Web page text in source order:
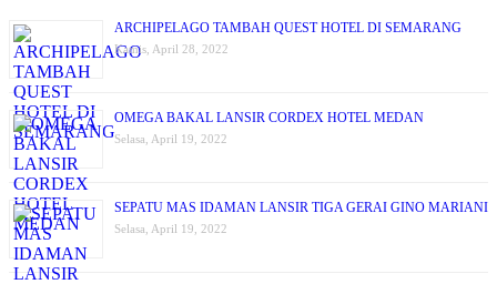
ARCHIPELAGO TAMBAH QUEST HOTEL DI SEMARANG
Kamis, April 28, 2022
OMEGA BAKAL LANSIR CORDEX HOTEL MEDAN
Selasa, April 19, 2022
SEPATU MAS IDAMAN LANSIR TIGA GERAI GINO MARIANI
Selasa, April 19, 2022